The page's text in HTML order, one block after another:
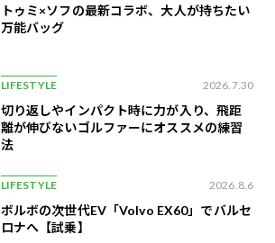
トゥミ×ソフの最新コラボ、大人が持ちたい
万能バッグ
LIFESTYLE 2026.7.30
切り返しやインパクト時に力が入り、飛距
離が伸びないゴルファーにオススメの練習
法
LIFESTYLE 2026.8.6
ボルボの次世代EV「Volvo EX60」でバルセ
ロナへ【試乗】